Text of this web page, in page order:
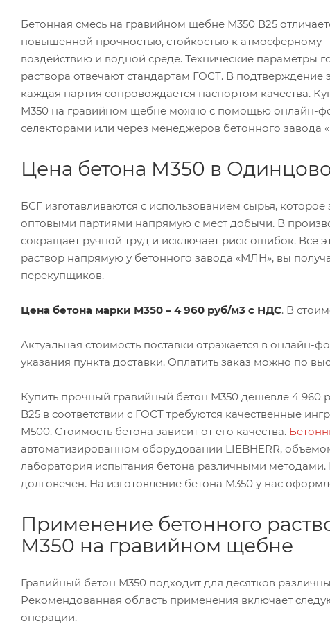
Бетонная смесь на гравийном щебне М350 В25
повышенной прочностью, стойкостью к атмосферному
воздействию и водной среде. Технические параметры
раствора отвечают стандартам ГОСТ. В подтверждение
каждая партия сопровождается паспортом качества.
М350 на гравийном щебне можно с помощью онлайн-
селекторами или через менеджеров бетонного завода
Цена бетона М350 в
БСГ изготавливаются с использованием сырья, которое
оптовыми партиями напрямую с мест добычи. В
сокращает ручной труд и исключает риск ошибок. Все
раствор напрямую у бетонного завода «МЛН», вы
перекупщиков.
Цена бетона марки М350 – 4 960 руб/м3 с НДС. В
Актуальная стоимость поставки отражается в
указания пункта доставки. Оплатить заказ можно по
Купить прочный гравийный бетон М350 дешевле 4 960
B25 в соответствии с ГОСТ требуются качественные
М500. Стоимость бетона зависит от его качества.
автоматизированном оборудовании LIEBHERR,
лаборатория испытания бетона различными
долговечен. На изготовление бетона М350 у нас
Применение бетонного
М350 на гравийном щебне
Гравийный бетон М350 подходит для десятков
Рекомендованная область применения включает
операции.